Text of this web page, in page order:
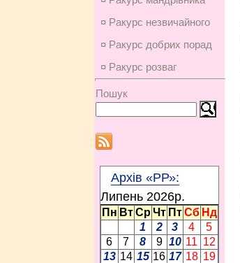
¤ Ракурс незвичайного
¤ Ракурс добрих порад
¤ Ракурс розваг
Пошук
Архів «РР»:
Липень 2026p.
Пн Вт Ср Чт Пт Сб Нд
1
2 3 4
5
6
7 8 9 10 11 12
13 14 15 16 17 18 19